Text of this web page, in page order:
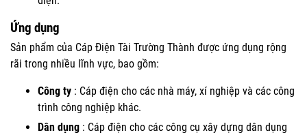
Ứng dụng
Sản phẩm của Cáp Điện Tài Trường Thành được ứng dụng rộng
rãi trong nhiều lĩnh vực, bao gồm:
Công ty : Cáp điện cho các nhà máy, xí nghiệp và các công
trình công nghiệp khác.
Dân dụng : Cáp điện cho các công cụ xây dựng dân dụng